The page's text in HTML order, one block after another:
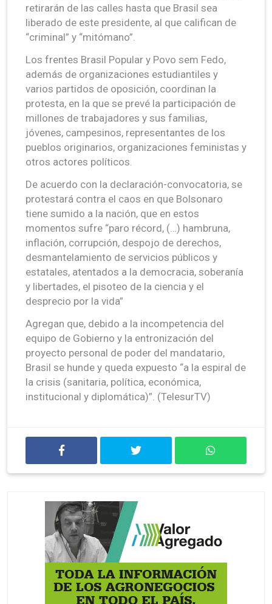
retirarán de las calles hasta que Brasil sea
liberado de este presidente, al que califican de
“criminal” y “mitómano”.
Los frentes Brasil Popular y Povo sem Fedo,
además de organizaciones estudiantiles y
varios partidos de oposición, coordinan la
protesta, en la que se prevé la participación de
millones de trabajadores y sus familias,
jóvenes, campesinos, representantes de los
pueblos originarios, organizaciones feministas y
otros actores políticos.
De acuerdo con la declaración-convocatoria, se
protestará contra el caos en que Bolsonaro
tiene sumido a la nación, que en estos
momentos sufre “paro récord, (…) hambruna,
inflación, corrupción, despojo de derechos,
desmantelamiento de servicios públicos y
estatales, atentados a la democracia, soberanía
y libertades, el pisoteo de la ciencia y el
desprecio por la vida”
Agregan que, debido a la incompetencia del
equipo de Gobierno y la entronización del
proyecto personal de poder del mandatario,
Brasil se hunde y queda expuesto “a la espiral de
la crisis (sanitaria, política, económica,
institucional y diplomática)”. (TelesurTV)